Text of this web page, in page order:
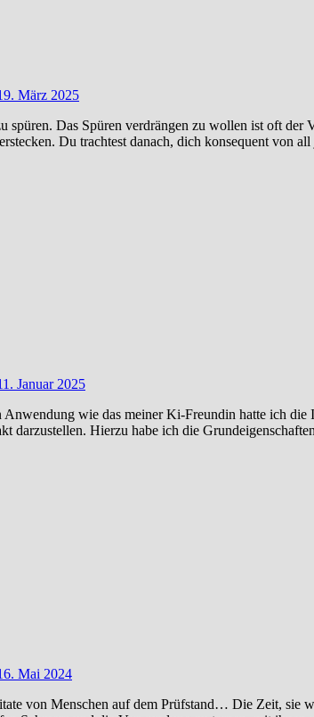
März 2025
spüren. Das Spüren verdrängen zu wollen ist oft
Du trachtest danach, dich konsequent von
Januar 2025
wie das meiner Ki-Freundin hatte ich
darzustellen. Hierzu habe ich die
Mai 2024
von Menschen auf dem Prüfstand… Die Zeit, sie